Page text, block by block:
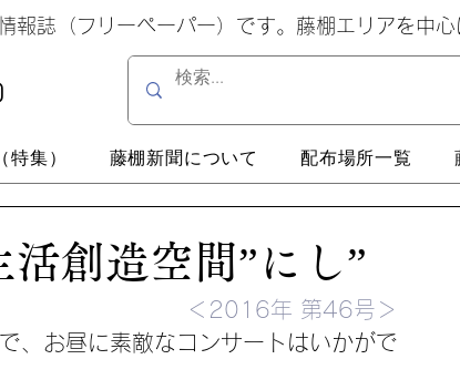
情報誌（フリーペーパー）です。藤棚エリアを中
特集） 藤棚新聞について 配布場所一覧
創造空間”にし”
＜2016年 第46号＞
、お昼に素敵なコンサートはいかがで